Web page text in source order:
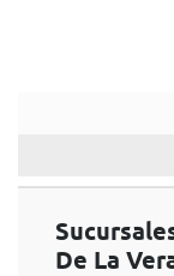
De La